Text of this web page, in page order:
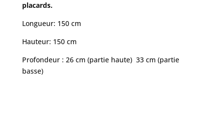
placards.
Longueur: 150 cm
Hauteur: 150 cm
Profondeur : 26 cm (partie haute) 33 cm (partie
basse)